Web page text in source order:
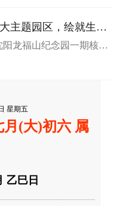
关怀，为沈阳及周边地
想的追思缅怀场所。
主题园区，绘就生命
龙福山纪念园一期核心
思为笔触，书写对生命
共生，构建起兼具生态
承的生命纪念空间。​
星期五
月(大)初六 属
乙巳日